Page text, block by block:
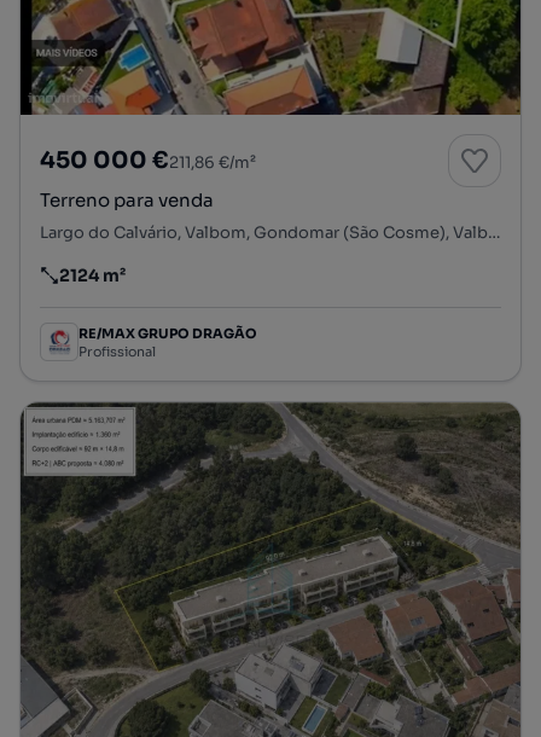
450 000 €211,86 €/m²
Terreno para venda
Largo do Calvário, Valbom, Gondomar (São Cosme), Valbom e Jovim, Gondomar, Porto
Preço por metro quadrado
2124 m²
RE/MAX GRUPO DRAGÃO
Profissional